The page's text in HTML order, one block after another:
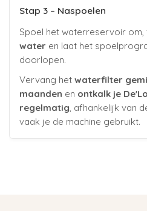
Stap 3 – Naspoelen
Spoel het waterreservoir om,
water en laat het
doorlopen.
Vervang het waterfilter
maanden en ontkalk je
regelmatig, afhankelijk van
vaak je de machine gebruikt.